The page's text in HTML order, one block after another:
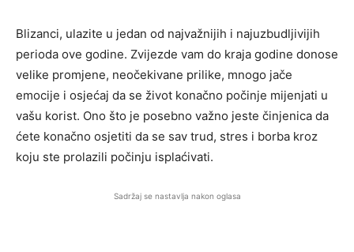
Blizanci, ulazite u jedan od najvažnijih i najuzbudljivijih
perioda ove godine. Zvijezde vam do kraja godine donose
velike promjene, neočekivane prilike, mnogo jače
emocije i osjećaj da se život konačno počinje mijenjati u
vašu korist. Ono što je posebno važno jeste činjenica da
ćete konačno osjetiti da se sav trud, stres i borba kroz
koju ste prolazili počinju isplaćivati.
Sadržaj se nastavlja nakon oglasa